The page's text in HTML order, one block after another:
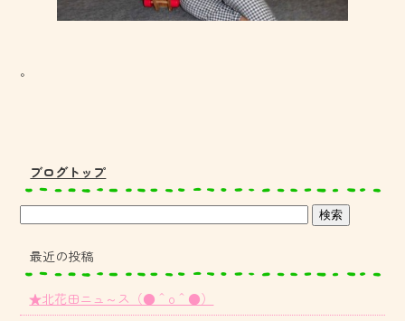
。
ブログトップ
最近の投稿
★北花田ニュ～ス（●＾o＾●）